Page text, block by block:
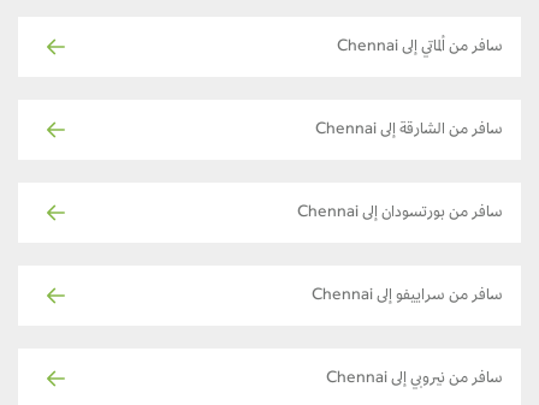
سافر من ألماتي إلى Chennai
سافر من الشارقة إلى Chennai
سافر من بورتسودان إلى Chennai
سافر من سراييفو إلى Chennai
سافر من نيروبي إلى Chennai